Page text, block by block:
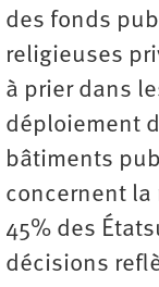
des fonds
religieuses
à prier dans
déploiement
bâtiments
concernent
45% des
décisions